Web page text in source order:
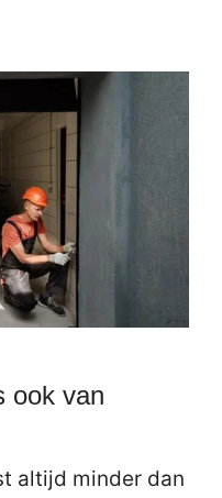
ook van
altijd minder dan